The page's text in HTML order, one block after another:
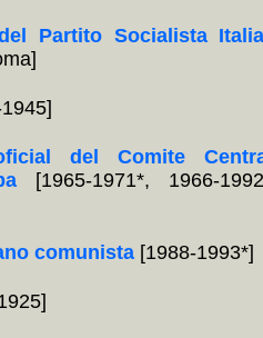
Partito Socialista
del Comite
[1965-1971*, 1966-
comunista [1988-1993*]